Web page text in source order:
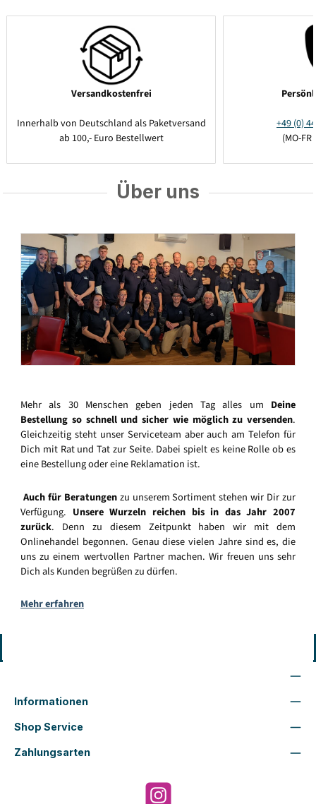
Versandkostenfrei
Innerhalb von Deutschland als Paketversand
ab 100,- Euro Bestellwert
+49 (0)
(MO-
Über uns
Mehr als 30 Menschen geben jeden Tag alles um Deine
Bestellung so schnell und sicher wie möglich zu versenden.
Gleichzeitig steht unser Serviceteam aber auch am Telefon für
Dich mit Rat und Tat zur Seite. Dabei spielt es keine Rolle ob es
eine Bestellung oder eine Reklamation ist.
Auch für Beratungenzu unserem Sortiment stehen wir Dir zur
Verfügung. Unsere Wurzeln reichen bis in das Jahr 2007
zurück. Denn zu diesem Zeitpunkt haben wir mit dem
Onlinehandel begonnen. Genau diese vielen Jahre sind es, die
uns zu einem wertvollen Partner machen. Wir freuen uns sehr
Dich als Kunden begrüßen zu dürfen.
Mehr erfahren
Informationen
Shop Service
Zahlungsarten
Instagram